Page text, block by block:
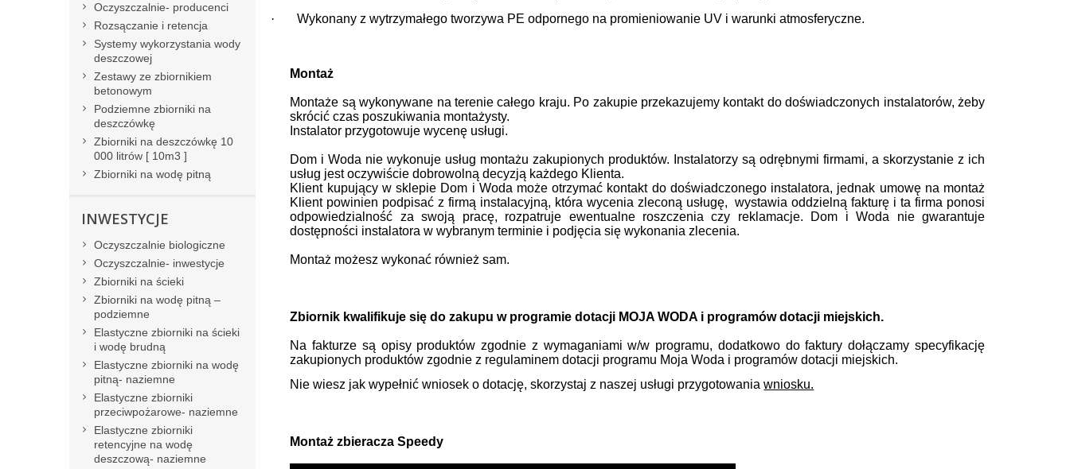
·
Wykonany z wytrzymałego tworzywa PE odpornego na promieniowanie UV i warunki atmosferyczne.
Montaż
Montaże są wykonywane na terenie całego kraju. Po zakupie przekazujemy kontakt do doświadczonych instalatorów, żeby
skrócić czas poszukiwania montażysty.
Instalator przygotowuje wycenę usługi.
Dom i Woda nie wykonuje usług montażu zakupionych produktów. Instalatorzy są odrębnymi firmami, a skorzystanie z ich
usług jest oczywiście dobrowolną decyzją każdego Klienta.
Klient kupujący w sklepie Dom i Woda może otrzymać kontakt do doświadczonego instalatora, jednak umowę na montaż
Klient powinien podpisać z firmą instalacyjną, która wycenia zleconą usługę, wystawia oddzielną fakturę i ta firma ponosi
odpowiedzialność za swoją pracę, rozpatruje ewentualne roszczenia czy reklamacje. Dom i Woda nie gwarantuje
dostępności instalatora w wybranym terminie i podjęcia się wykonania zlecenia.
Montaż możesz wykonać również sam.
Zbiornik kwalifikuje się do zakupu w programie dotacji MOJA WODA i programów dotacji miejskich.
Na fakturze są opisy produktów zgodnie z wymaganiami w/w programu, dodatkowo do faktury dołączamy specyfikację
zakupionych produktów zgodnie z regulaminem dotacji programu Moja Woda i programów dotacji miejskich.
Nie wiesz jak wypełnić wniosek o dotację, skorzystaj z naszej usługi przygotowaniawniosku.
Montaż zbieracza Speedy
Oczyszczalnie- producenci
Rozsączanie i retencja
Systemy wykorzystania wody
deszczowej
Zestawy ze zbiornikiem
betonowym
Podziemne zbiorniki na
deszczówkę
Zbiorniki na deszczówkę 10
000 litrów [ 10m3 ]
Zbiorniki na wodę pitną
INWESTYCJE
Oczyszczalnie biologiczne
Oczyszczalnie- inwestycje
Zbiorniki na ścieki
Zbiorniki na wodę pitną –
podziemne
Elastyczne zbiorniki na ścieki
i wodę brudną
Elastyczne zbiorniki na wodę
pitną- naziemne
Elastyczne zbiorniki
przeciwpożarowe- naziemne
Elastyczne zbiorniki
retencyjne na wodę
deszczową- naziemne